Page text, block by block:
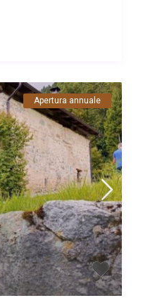
Apertura annuale